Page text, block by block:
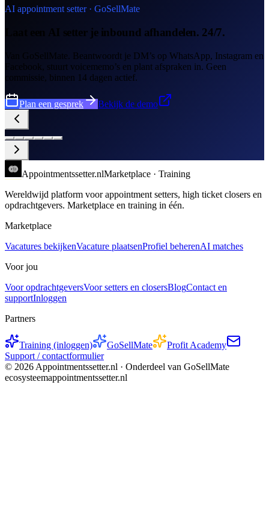
AI appointment setter · GoSellMate
Laat een AI setter je inbound afhandelen. 24/7.
Van GoSellMate. Beantwoordt je DM’s op WhatsApp, Instagram en
Facebook, stuurt voicememo’s en plant afspraken in. Geen
commissie, binnen 14 dagen actief.
Plan een gesprek Bekijk de demo
Appointmentssetter.nlMarketplace · Training
Wereldwijd platform voor appointment setters, high ticket closers en
opdrachtgevers. Marketplace en training in één.
Marketplace
Vacatures bekijkenVacature plaatsenProfiel beherenAI matches
Voor jou
Voor opdrachtgeversVoor setters en closersBlogContact en
supportInloggen
Partners
Training (inloggen) GoSellMate
Profit Academy
Support / contactformulier
© 2026 Appointmentssetter.nl · Onderdeel van GoSellMate
ecosysteemappointmentssetter.nl